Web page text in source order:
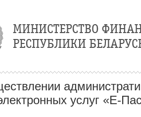
услуг «Е-